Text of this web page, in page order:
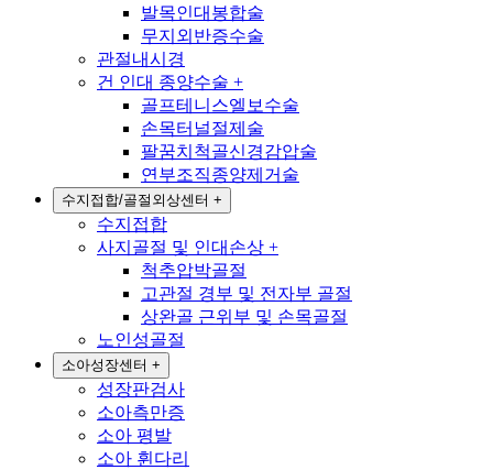
발목인대봉합술
무지외반증수술
관절내시경
건 인대 종양수술 +
골프테니스엘보수술
손목터널절제술
팔꿈치척골신경감압술
연부조직종양제거술
수지접합/골절외상센터 +
수지접합
사지골절 및 인대손상 +
척추압박골절
고관절 경부 및 전자부 골절
상완골 근위부 및 손목골절
노인성골절
소아성장센터 +
성장판검사
소아측만증
소아 평발
소아 휜다리